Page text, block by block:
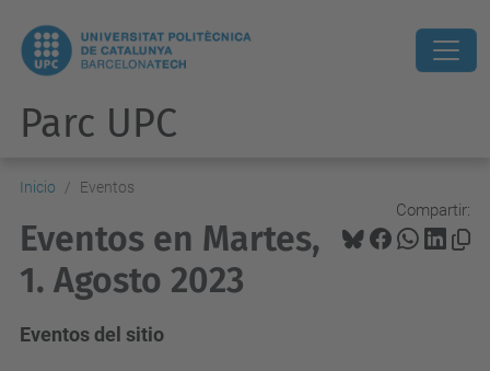
Parc UPC
Inicio Eventos
Compartir:
Eventos en Martes,
1. Agosto 2023
Eventos del sitio